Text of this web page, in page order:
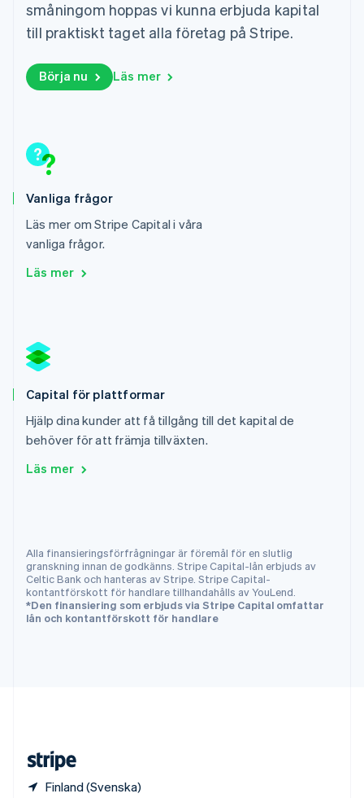
småningom hoppas vi kunna erbjuda kapital
till praktiskt taget alla företag på Stripe.
Börja nu Läs mer
Vanliga frågor
Läs mer om Stripe Capital i våra
vanliga frågor.
Läs mer
Capital för plattformar
Hjälp dina kunder att få tillgång till det kapital de
behöver för att främja tillväxten.
Läs mer
Alla finansieringsförfrågningar är föremål för en slutlig
granskning innan de godkänns. Stripe Capital-lån erbjuds av
Celtic Bank och hanteras av Stripe. Stripe Capital-
kontantförskott för handlare tillhandahålls av YouLend.
*Den finansiering som erbjuds via Stripe Capital omfattar
lån och kontantförskott för handlare
Finland (Svenska)
FrançaisDeutschEnglish
Malaysia
Malta
English
Nederlands
Norge
Nya Zeeland
Polen
English
Portugal
Deutsch
Singapore
Slovakien
English
Slovenien
Spanien
SvenskaEnglish
Thailand
ไทยEnglish
Tjeckien
English